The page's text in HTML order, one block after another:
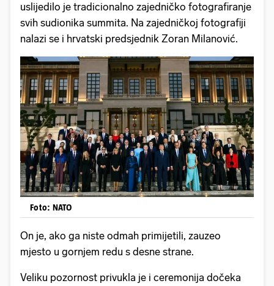
uslijedilo je tradicionalno zajedničko fotografiranje
svih sudionika summita. Na zajedničkoj fotografiji
nalazi se i hrvatski predsjednik Zoran Milanović.
Foto: NATO
On je, ako ga niste odmah primijetili, zauzeo
mjesto u gornjem redu s desne strane.
Veliku pozornost privukla je i ceremonija dočeka